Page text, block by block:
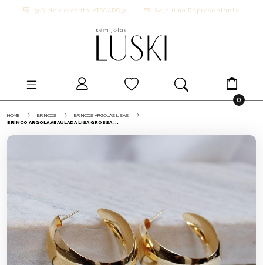
50% de desconto: ATACADO50 Seja uma Representante
0
HOME BRINCOS
BRINCOS ARGOLAS LISAS
BRINCO ARGOLA ABAULADA LISA GROSSA ...